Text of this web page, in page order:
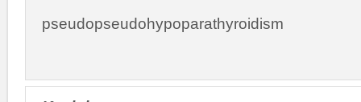
pseudopseudohypoparathyroidism